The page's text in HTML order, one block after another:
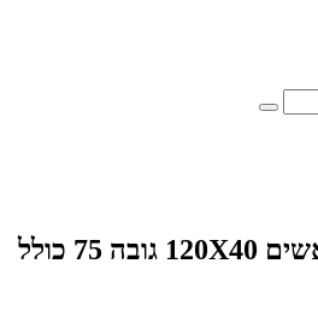
כיריים גז שלושה ראשים 120X40 גובה 75 כולל